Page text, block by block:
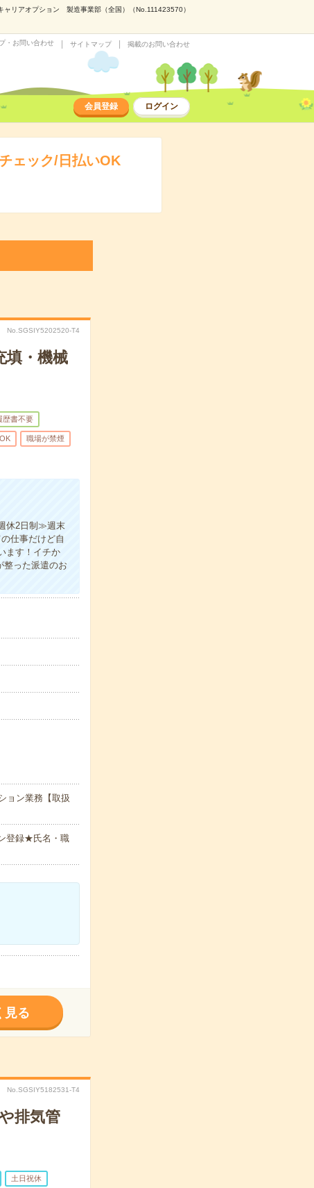
ャリアオプション 製造事業部（全国）（No.111423570）
・お問い合わせ サイトマップ 掲載のお問い合わせ
会員登録 ログイン
ェック/日払いOK
No.SGSIY5202520-T4
填・機械
歴書不要
職場が禁煙
休2日制≫週末
仕事だけど自
ます！イチか
った派遣のお
ョン業務【取扱
登録★氏名・職
見る
No.SGSIY5182531-T4
排気管
土日祝休